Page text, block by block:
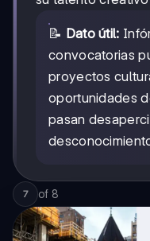
📝 Dato útil:
convocatorias
proyectos
oportunidades
pasan
7 of 8